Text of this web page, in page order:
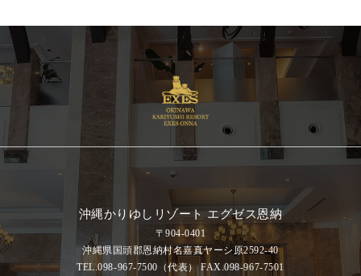
沖縄かりゆしリゾート エグゼス恩納
〒904-0401
沖縄県国頭郡恩納村名嘉真ヤーシ原2592-40
TEL.098-967-7500 （代表）FAX.098-967-7501